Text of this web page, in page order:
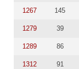
1267 145
1279 39
1289 86
1312 91